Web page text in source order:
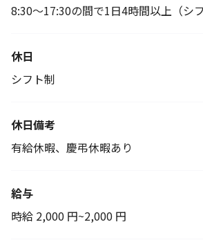
8:30～17:30の間で1日4時間以上（シフ
休日
シフト制
休日備考
有給休暇、慶弔休暇あり
給与
時給 2,000 円~2,000 円